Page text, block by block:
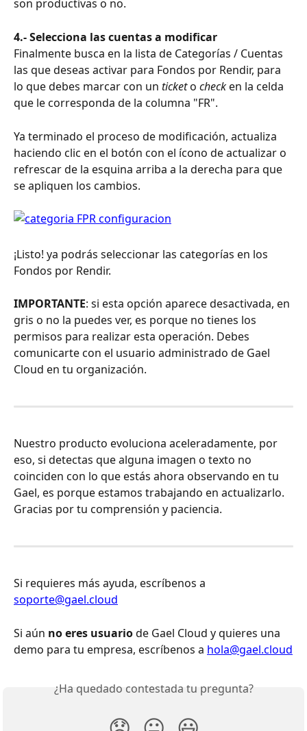
son productivas o no.
4.- Selecciona las cuentas a modificar
Finalmente busca en la lista de Categorías / Cuentas
las que deseas activar para Fondos por Rendir, para
lo que debes marcar con un ticket o check en la celda
que le corresponda de la columna "FR".
Ya terminado el proceso de modificación, actualiza
haciendo clic en el botón con el ícono de actualizar o
refrescar de la esquina arriba a la derecha para que
se apliquen los cambios.
¡Listo! ya podrás seleccionar las categorías en los
Fondos por Rendir.
IMPORTANTE: si esta opción aparece desactivada, en
gris o no la puedes ver, es porque no tienes los
permisos para realizar esta operación. Debes
comunicarte con el usuario administrado de Gael
Cloud en tu organización.
Nuestro producto evoluciona aceleradamente, por
eso, si detectas que alguna imagen o texto no
coinciden con lo que estás ahora observando en tu
Gael, es porque estamos trabajando en actualizarlo.
Gracias por tu comprensión y paciencia.
Si requieres más ayuda, escríbenos a
soporte@gael.cloud
Si aún no eres usuario de Gael Cloud y quieres una
demo para tu empresa, escríbenos a hola@gael.cloud
¿Ha quedado contestada tu pregunta?